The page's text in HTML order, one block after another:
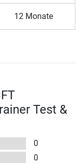
12 Monate
Test &
0
0